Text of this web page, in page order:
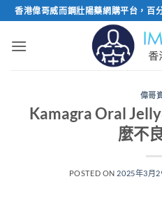
Skip
to
content
香港偉哥威而鋼壯陽藥網購平台，百
偉哥
Kamagra Oral
麼不
POSTED ON 2025年3月